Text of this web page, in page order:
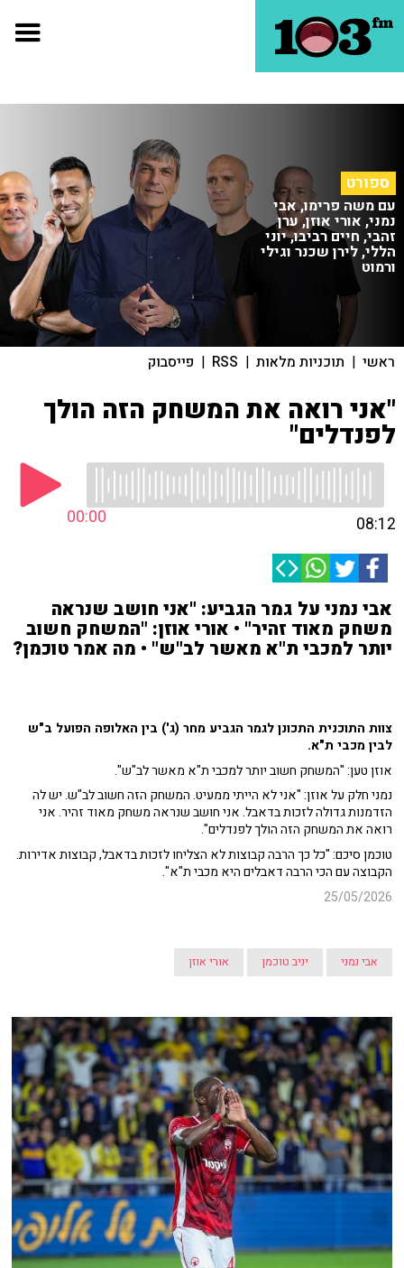
ספורט
עם משה פרימו, אבי
נמני, אורי אוזן, ערן
זהבי, חיים רביבו, יוני
הללי, לירן שכנר וגילי
ורמוט
ראשי | תוכניות מלאות |
RSS
| פייסבוק
"אני רואה את המשחק הזה הולך
לפנדלים"
00:00 08:12
אבי נמני על גמר הגביע: "אני חושב שנראה
משחק מאוד זהיר" • אורי אוזן: "המשחק חשוב
יותר למכבי ת"א מאשר לב"ש" • מה אמר טוכמן?
צוות התוכנית התכונן לגמר הגביע מחר (ג') בין האלופה הפועל ב"ש
לבין מכבי ת"א.
אוזן טען: "המשחק חשוב יותר למכבי ת"א מאשר לב"ש".
נמני חלק על אוזן: "אני לא הייתי ממעיט. המשחק הזה חשוב לב"ש. יש לה
הזדמנות גדולה לזכות בדאבל. אני חושב שנראה משחק מאוד זהיר. אני
רואה את המשחק הזה הולך לפנדלים".
טוכמן סיכם: "כל כך הרבה קבוצות לא הצליחו לזכות בדאבל, קבוצות אדירות.
הקבוצה עם הכי הרבה דאבלים היא מכבי ת"א".
25/05/2026
אבי נמני יניב טוכמן אורי אוזן